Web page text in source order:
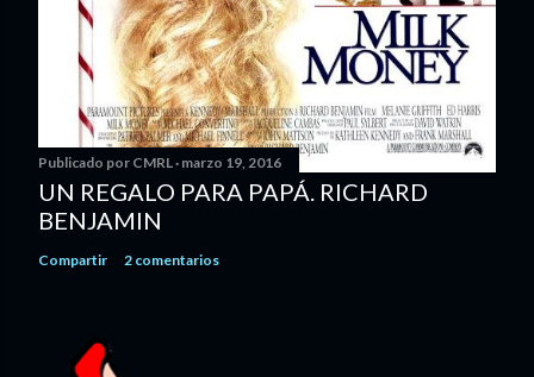
Publicado por CMRL marzo 19, 2016
UN REGALO PARA PAPÁ. RICHARD
BENJAMIN
Compartir 2 comentarios